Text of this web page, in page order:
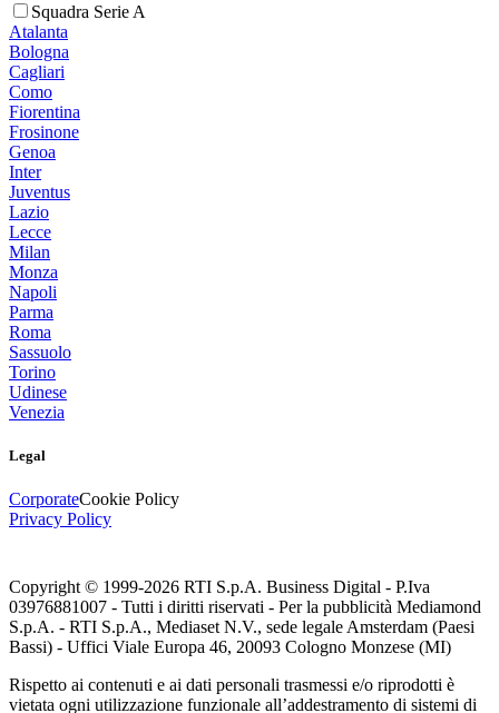
Squadra Serie A
Atalanta
Bologna
Cagliari
Como
Fiorentina
Frosinone
Genoa
Inter
Juventus
Lazio
Lecce
Milan
Monza
Napoli
Parma
Roma
Sassuolo
Torino
Udinese
Venezia
Legal
CorporateCookie Policy
Privacy Policy
Copyright © 1999-2026 RTI S.p.A. Business Digital - P.Iva
03976881007 - Tutti i diritti riservati - Per la pubblicità Mediamond
S.p.A. - RTI S.p.A., Mediaset N.V., sede legale Amsterdam (Paesi
Bassi) - Uffici Viale Europa 46, 20093 Cologno Monzese (MI)
Rispetto ai contenuti e ai dati personali trasmessi e/o riprodotti è
vietata ogni utilizzazione funzionale all’addestramento di sistemi di